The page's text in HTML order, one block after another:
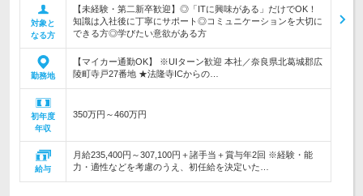
対象と
なる方
【未経験・第二新卒歓迎】◎「ITに興味がある」だけでOK！
知識は入社後に丁寧にサポート◎コミュニケーションを大切に
できる方◎学びたい意欲がある方
勤務地
【マイカー通勤OK】 ※UIターン歓迎 本社／奈良県北葛城郡広
陵町寺戸27番地 ★法隆寺ICからの…
初年度
年収
350万円～460万円
給与
月給235,400円～307,100円＋諸手当＋賞与年2回 ※経験・能
力・適性などを考慮のうえ、初任給を決定いた…